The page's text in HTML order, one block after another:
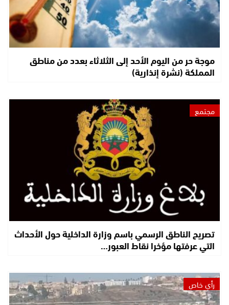
موجة حر من اليوم الأحد إلى الثلاثاء بعدد من مناطق
المملكة (نشرة إنذارية)
مجتمع
تصريح الناطق الرسمي باسم وزارة الداخلية حول الأحداث
التي عرفتها مؤخرا نقاط العبور…
رأي خاص